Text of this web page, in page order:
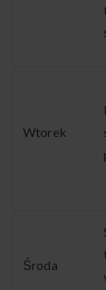
Wtorek
Środa